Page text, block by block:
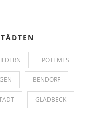
PÖTTMES
BENDORF
GLADBECK